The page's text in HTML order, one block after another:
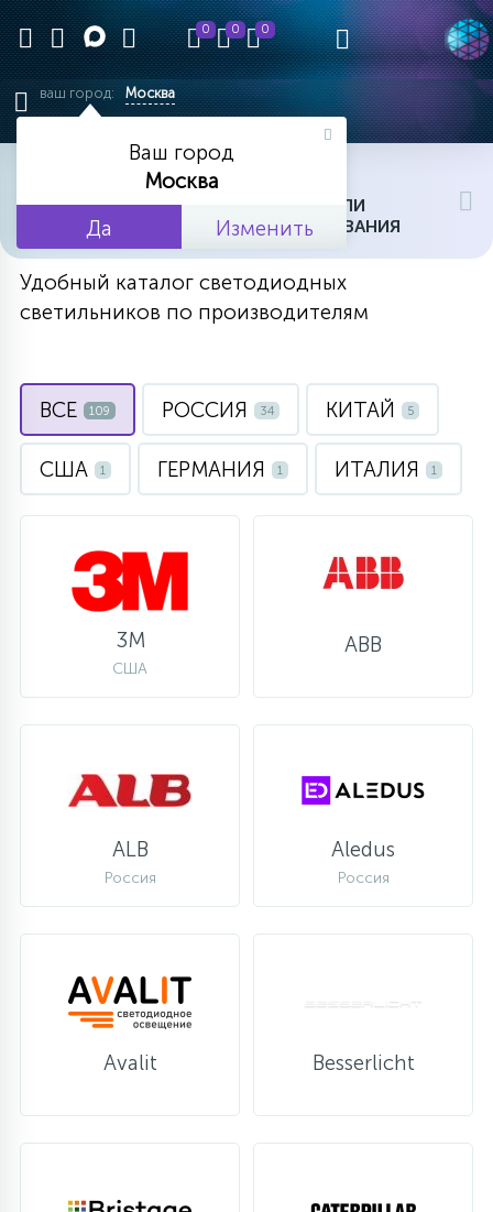
0 0 0
ваш город: Москва
Ваш город
Москва
Да
Изменить
бренды и производители
БРЕНДЫ И ПРОИЗВОДИТЕЛИ
СВЕТОДИОДНОГО ОБОРУДОВАНИЯ
Удобный каталог светодиодных
светильников по производителям
ВСЕ 109 РОССИЯ 34 КИТАЙ 5
США 1 ГЕРМАНИЯ 1 ИТАЛИЯ 1
3M
США
ABB
ALB
Россия
Aledus
Россия
Avalit Besserlicht